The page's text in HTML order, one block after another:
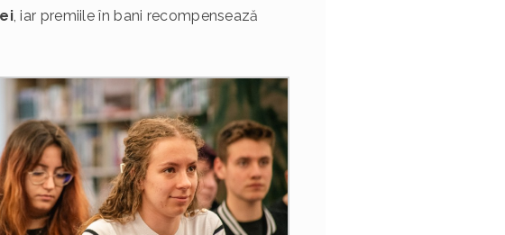
, iar premiile în bani recompensează